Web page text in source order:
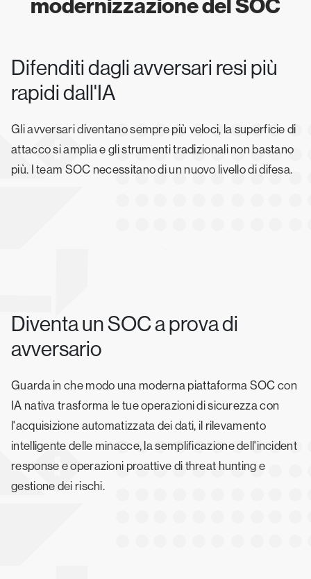
modernizzazione del SOC
Difenditi dagli avversari resi più
rapidi dall'IA
Gli avversari diventano sempre più veloci, la superficie di
attacco si amplia e gli strumenti tradizionali non bastano
più. I team SOC necessitano di un nuovo livello di difesa.
Diventa un SOC a prova di
avversario
Guarda in che modo una moderna piattaforma SOC con
IA nativa trasforma le tue operazioni di sicurezza con
l'acquisizione automatizzata dei dati, il rilevamento
intelligente delle minacce, la semplificazione dell'incident
response e operazioni proattive di threat hunting e
gestione dei rischi.